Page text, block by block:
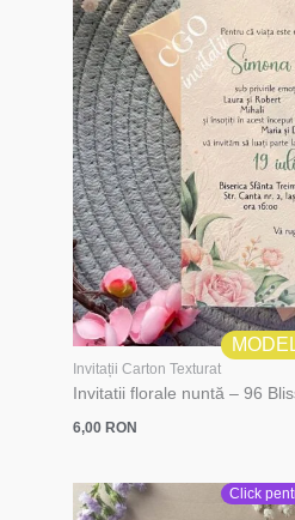
Invitații Carton Texturat
Invitatii florale nuntă – 96
6,00 RON
Click